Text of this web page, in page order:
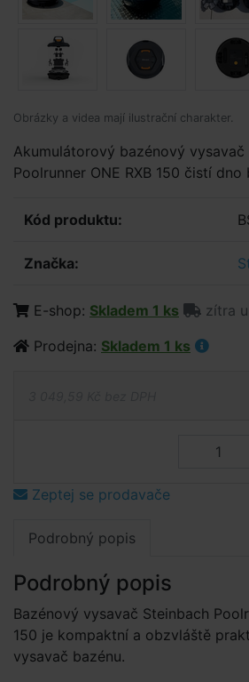
Obrázky a videa mají ilustrační charakter.
Akumulátorový bazénový vysavač
Poolrunner ONE RXB 150 čistí
Kód produktu:
Značka:
E-shop: Skladem 1 ks
zítra
Prodejna: Skladem 1 ks
Zeptej se prodavače
Podrobný popis
Podrobný popis
Bazénový vysavač Steinbach
150 je kompaktní a obzvláště
vysavač bazénu.